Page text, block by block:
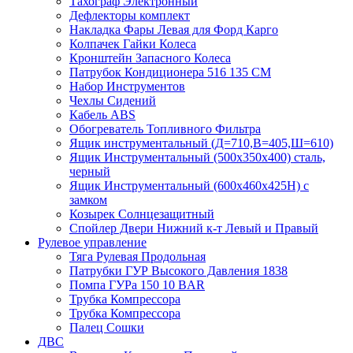
Дефлекторы комплект
Накладка Фары Левая для Форд Карго
Колпачек Гайки Колеса
Кронштейн Запасного Колеса
Патрубок Кондиционера 516 135 CM
Набор Инструментов
Чехлы Сидений
Кабель ABS
Обогреватель Топливного Фильтра
Ящик инструментальный (Д=710,В=405,Ш=610)
Ящик Инструментальный (500х350х400) сталь,
черный
Ящик Инструментальный (600х460х425Н) с
замком
Козырек Солнцезащитный
Спойлер Двери Нижний к-т Левый и Правый
Рулевое управление
Тяга Рулевая Продольная
Патрубки ГУР Высокого Давления 1838
Помпа ГУРа 150 10 BAR
Трубка Компрессора
Трубка Компрессора
Палец Сошки
ДВС